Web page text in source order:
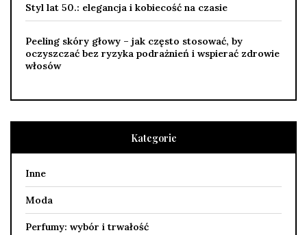
Styl lat 50.: elegancja i kobiecość na czasie
Peeling skóry głowy – jak często stosować, by
oczyszczać bez ryzyka podrażnień i wspierać zdrowie
włosów
Kategorie
Inne
Moda
Perfumy: wybór i trwałość